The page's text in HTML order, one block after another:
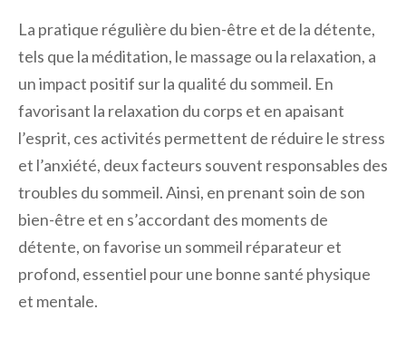
La pratique régulière du bien-être et de la détente,
tels que la méditation, le massage ou la relaxation, a
un impact positif sur la qualité du sommeil. En
favorisant la relaxation du corps et en apaisant
l’esprit, ces activités permettent de réduire le stress
et l’anxiété, deux facteurs souvent responsables des
troubles du sommeil. Ainsi, en prenant soin de son
bien-être et en s’accordant des moments de
détente, on favorise un sommeil réparateur et
profond, essentiel pour une bonne santé physique
et mentale.